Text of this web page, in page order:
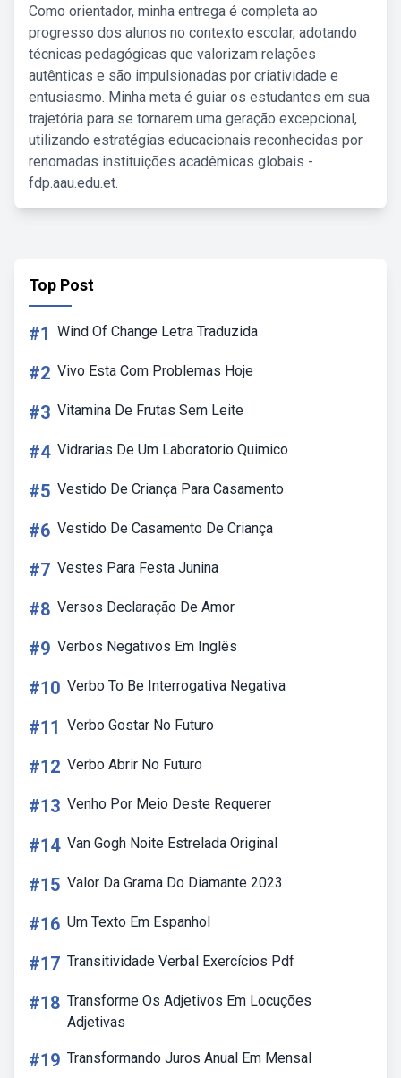
Como orientador, minha entrega é completa ao
progresso dos alunos no contexto escolar, adotando
técnicas pedagógicas que valorizam relações
autênticas e são impulsionadas por criatividade e
entusiasmo. Minha meta é guiar os estudantes em sua
trajetória para se tornarem uma geração excepcional,
utilizando estratégias educacionais reconhecidas por
renomadas instituições acadêmicas globais -
fdp.aau.edu.et.
Top Post
#1 Wind Of Change Letra Traduzida
#2 Vivo Esta Com Problemas Hoje
#3 Vitamina De Frutas Sem Leite
#4 Vidrarias De Um Laboratorio Quimico
#5 Vestido De Criança Para Casamento
#6 Vestido De Casamento De Criança
#7 Vestes Para Festa Junina
#8 Versos Declaração De Amor
#9 Verbos Negativos Em Inglês
#10 Verbo To Be Interrogativa Negativa
#11 Verbo Gostar No Futuro
#12 Verbo Abrir No Futuro
#13 Venho Por Meio Deste Requerer
#14 Van Gogh Noite Estrelada Original
#15 Valor Da Grama Do Diamante 2023
#16 Um Texto Em Espanhol
#17 Transitividade Verbal Exercícios Pdf
#18 Transforme Os Adjetivos Em Locuções
Adjetivas
#19 Transformando Juros Anual Em Mensal